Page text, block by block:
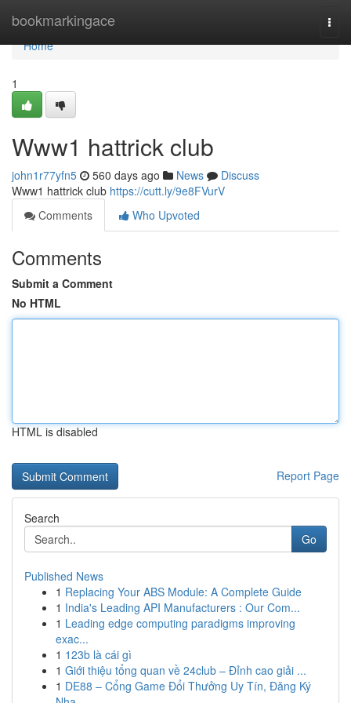
bookmarkingace
Home
Home
1
Www1 hattrick club
john1r77yfn5 560 days ago News
Discuss
Www1 hattrick club https://cutt.ly/9e8FVurV
Comments
Who Upvoted
Comments
Submit a Comment
No HTML
HTML is disabled
Report Page
Search
Go
Published News
1 Replacing Your ABS Module: A Complete Guide
1 India's Leading API Manufacturers : Our Com...
1 Leading edge computing paradigms improving
exac...
1 123b là cái gì
1 Giới thiệu tổng quan về 24club – Đỉnh cao giải ...
1 DE88 – Cổng Game Đổi Thưởng Uy Tín, Đăng Ký